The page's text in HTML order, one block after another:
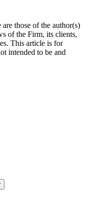
those of the author(s)
of the Firm, its clients,
This article is for
intended to be and